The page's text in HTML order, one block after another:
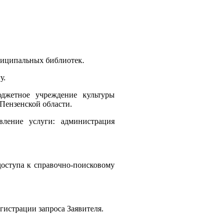
библиотек.
учреждение культуры
области.
услуги: администрация
к справочно-поисковому
запроса Заявителя.